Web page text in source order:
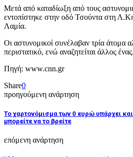
Μετά από καταδίωξη από τους
εντοπίστηκε στην οδό Τσούντα στη
Λαμία.
Οι αστυνομικοί συνέλαβαν τρία άτομα
περιστατικό, ενώ αναζητείται άλλος ένας.
Πηγή: www.cnn.gr
Share0
προηγούμενη ανάρτηση
Το χαρτονόμισμα των 0 ευρώ υπάρχει και
μπορείτε να το βρείτε
επόμενη ανάρτηση